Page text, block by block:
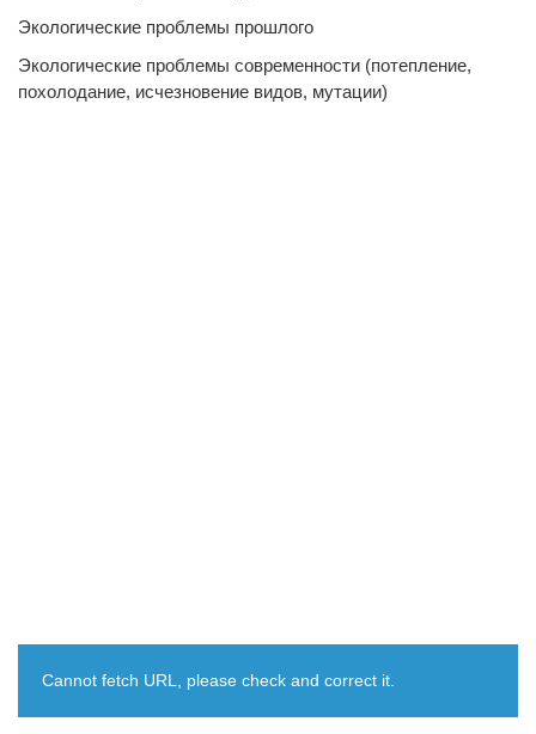
Экологические проблемы прошлого
Экологические проблемы современности (потепление,
похолодание, исчезновение видов, мутации)
Cannot fetch URL, please check and correct it.